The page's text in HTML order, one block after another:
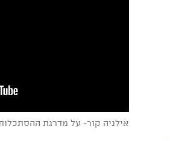
אילניה קור- על מדרגת